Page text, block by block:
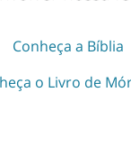
Conheça a Bíblia
o Livro de